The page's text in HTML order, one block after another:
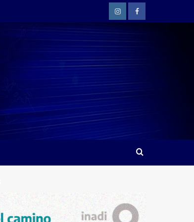
InstagramFacebook